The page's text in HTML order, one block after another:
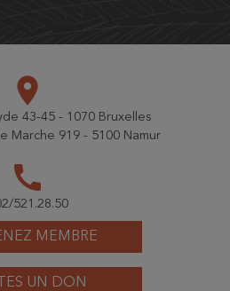
MEMBRE
UN DON
place
43-45 - 1070 Bruxelles
Marche 919 - 5100 Namur
call
521.28.50